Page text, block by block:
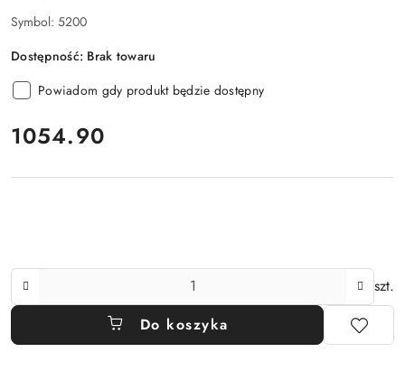
Symbol: 5200
Dostępność: Brak towaru
Powiadom gdy produkt będzie dostępny
cena:
1054.90
Ilość
szt.
Do koszyka